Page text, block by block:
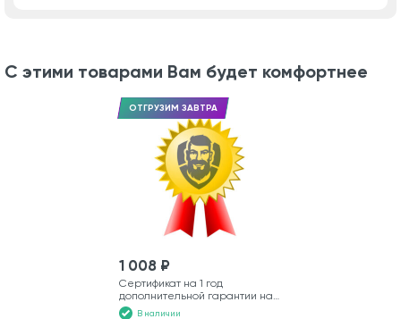
С этими товарами Вам будет комфортнее
ОТГРУЗИМ ЗАВТРА
1 008 ₽
Сертификат на 1 год
дополнительной гарантии на
моторную лодку
В наличии